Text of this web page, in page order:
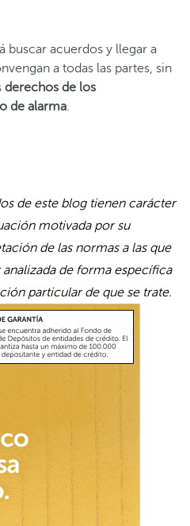
buscar acuerdos y llegar a
a todas las partes, sin
derechos de los
de alarma.
de este blog tienen carácter
motivada por su
de las normas a las que
de forma específica
particular de que se trate.